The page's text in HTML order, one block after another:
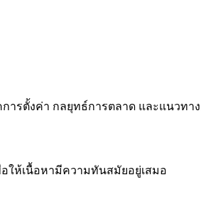
รตั้งค่า กลยุทธ์การตลาด และแนวทาง
ให้เนื้อหามีความทันสมัยอยู่เสมอ